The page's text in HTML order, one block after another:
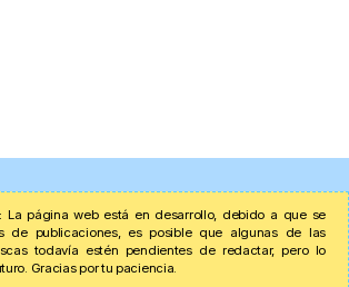
La página web está en desarrollo, debido a que se
de publicaciones, es posible que algunas de las
todavía estén pendientes de redactar, pero lo
Gracias por tu paciencia.